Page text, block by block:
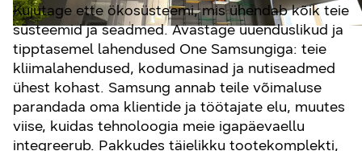
Kujutage ette ökosüsteemi, mis ühendab kõik teie
süsteemid ja seadmed. Avastage uuenduslikud ja
tipptasemel lahendused One Samsungiga: teie
kliimalahendused, kodumasinad ja nutiseadmed
ühest kohast. Samsung annab teile võimaluse
parandada oma klientide ja töötajate elu, muutes
viise, kuidas tehnoloogia meie igapäevaellu
integreerub. Pakkudes täielikku tootekomplekti,